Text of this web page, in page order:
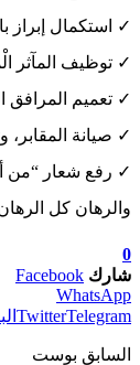
✓ استكمال إبراز
✓ توظيف المآثر
✓ تعميم المرافق
✓ صيانة المقابر،
✓ رفع شعار “من
والرهان كل
0
شارك Facebook
WhatsApp
TwitterTelegram
السابق بوست